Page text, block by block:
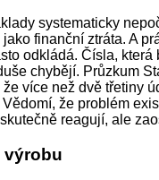
systematicky
finanční ztráta. A
odkládá. Čísla, která
chybějí. Průzkum
více než dvě třetiny
že problém
reagují, ale
výrobu